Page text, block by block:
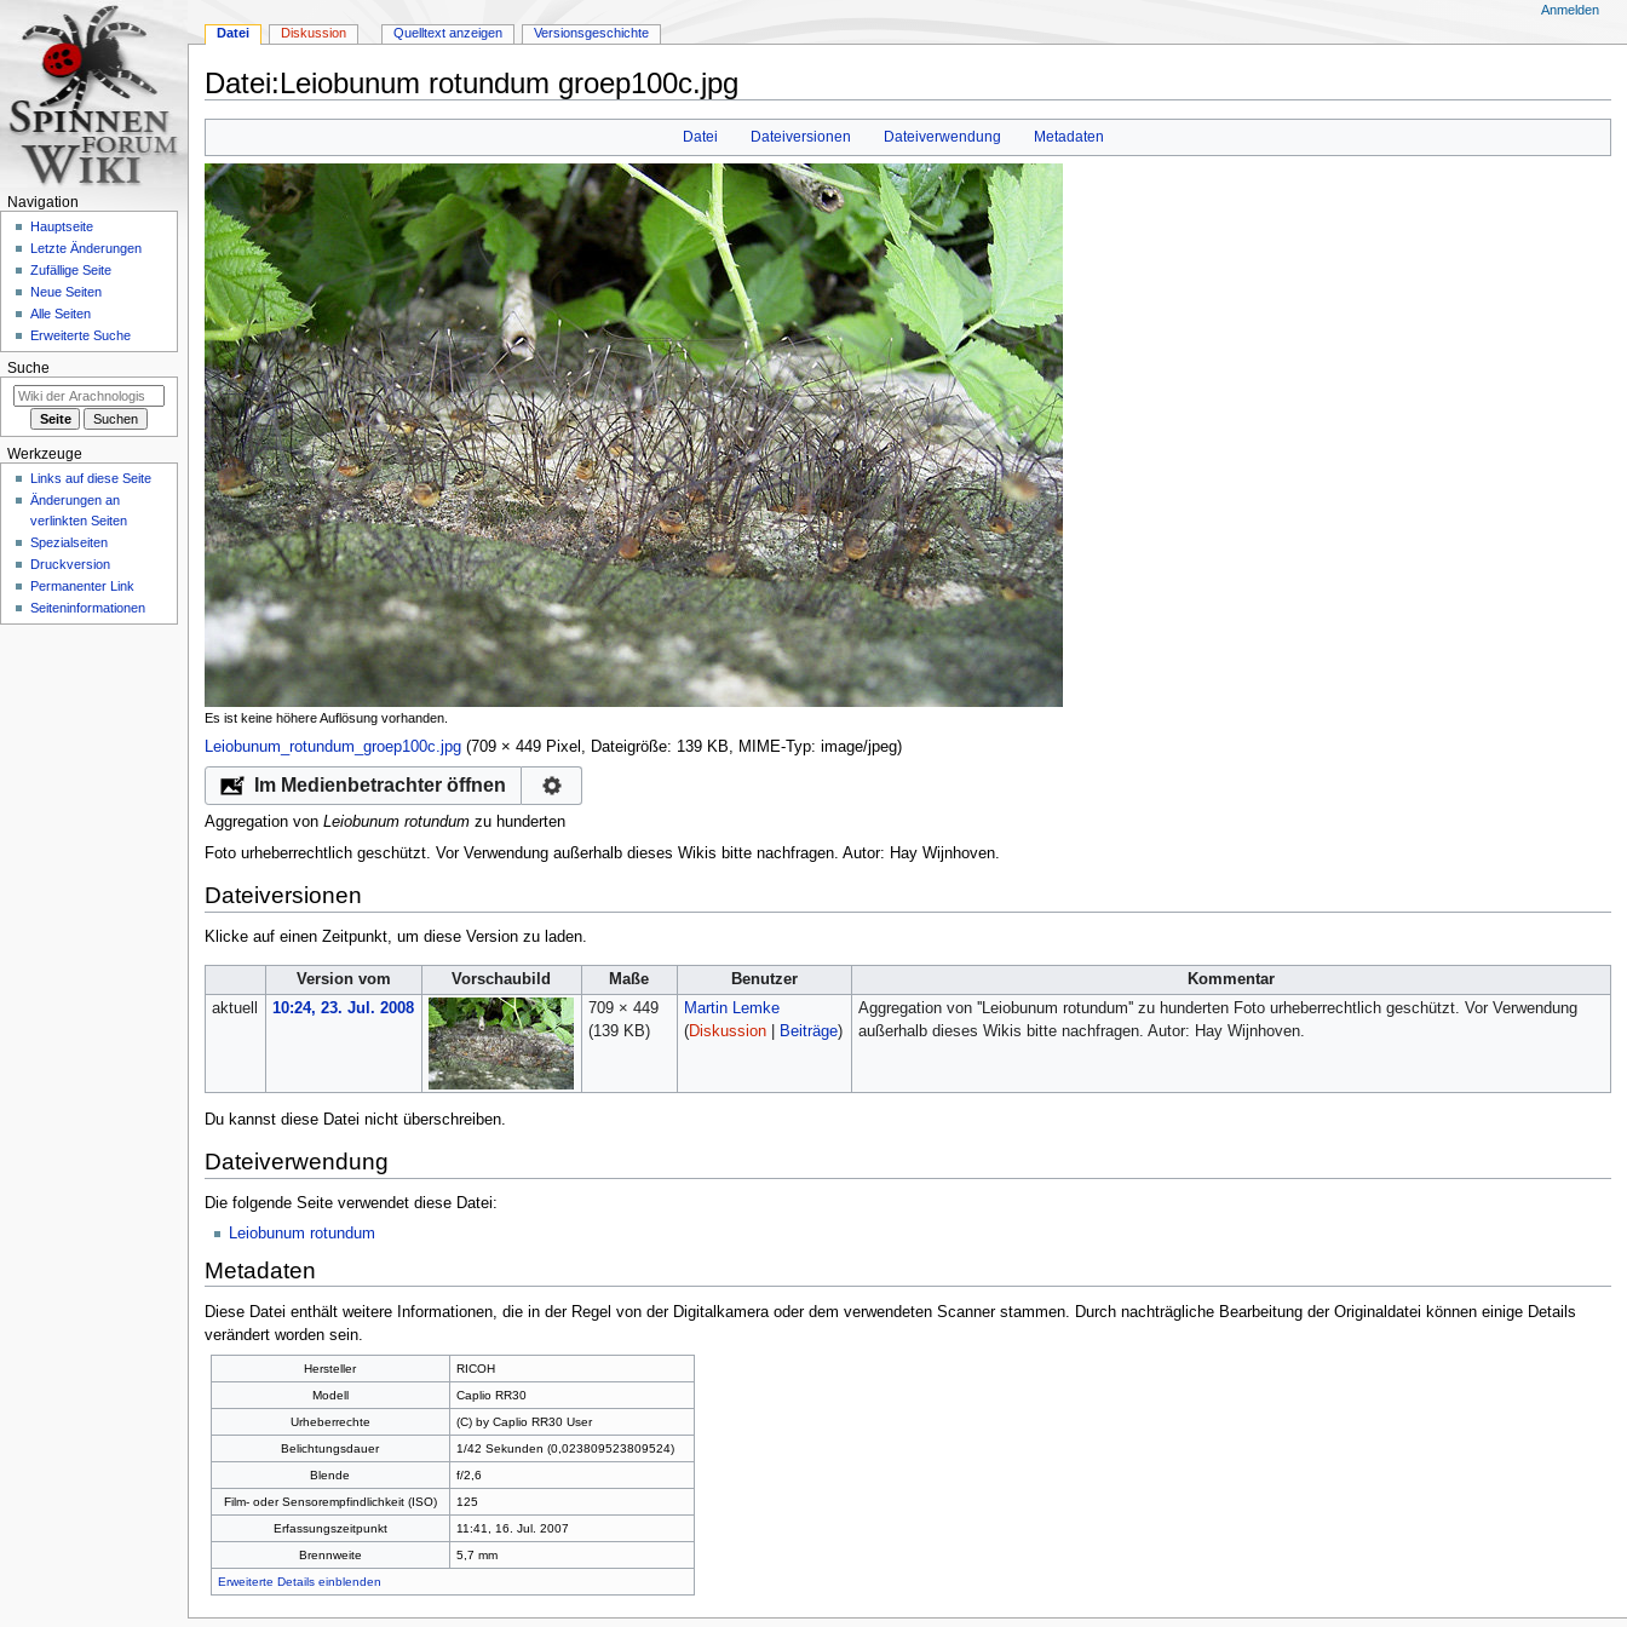
Datei:Leiobunum rotundum groep100c.jpg
springen
springen
Datei Dateiversionen Dateiverwendung Metadaten
Es ist keine höhere Auflösung vorhanden.
Leiobunum_rotundum_groep100c.jpg‎ (709 × 449 Pixel, Dateigröße: 139 KB, MIME-Typ: image/jpeg)
Im Medienbetrachter öffnen
Aggregation von Leiobunum rotundumzu hunderten
Foto urheberrechtlich geschützt. Vor Verwendung außerhalb dieses Wikis bitte nachfragen. Autor: Hay Wijnhoven.
Dateiversionen
Klicke auf einen Zeitpunkt, um diese Version zu laden.
Version vom Vorschaubild Maße Benutzer
Kommentar
aktuell
10:24, 23. Jul. 2008
709 × 449
(139 KB)
Martin Lemke
(Diskussion| Beiträge)
Aggregation von ''Leiobunum rotundum'' zu hunderten Foto urheberrechtlich geschützt. Vor Verwendung
außerhalb dieses Wikis bitte nachfragen. Autor: Hay Wijnhoven.
Du kannst diese Datei nicht überschreiben.
Dateiverwendung
Die folgende Seite verwendet diese Datei:
Leiobunum rotundum
Metadaten
Diese Datei enthält weitere Informationen, die in der Regel von der Digitalkamera oder dem verwendeten Scanner stammen. Durch nachträgliche Bearbeitung der Originaldatei können einige Details
verändert worden sein.
Hersteller
RICOH
Modell
Caplio RR30
Urheberrechte
(C) by Caplio RR30 User
Belichtungsdauer
1/42 Sekunden (0,023809523809524)
Blende
f/2,6
Film- oder Sensorempfindlichkeit (ISO)
125
Erfassungszeitpunkt
11:41, 16. Jul. 2007
Brennweite
5,7 mm
Erweiterte Details einblenden
Datei Diskussion Quelltext anzeigen Versionsgeschichte
Anmelden
Navigation
Hauptseite
Letzte Änderungen
Zufällige Seite
Neue Seiten
Alle Seiten
Erweiterte Suche
Suche
Werkzeuge
Links auf diese Seite
Änderungen an
verlinkten Seiten
Spezialseiten
Druckversion
Permanenter Link
Seiten­­informationen